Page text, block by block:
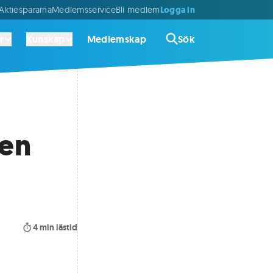
MedlemsserviceBli medlemLogga in
Medlemskap Sök
4min lästid